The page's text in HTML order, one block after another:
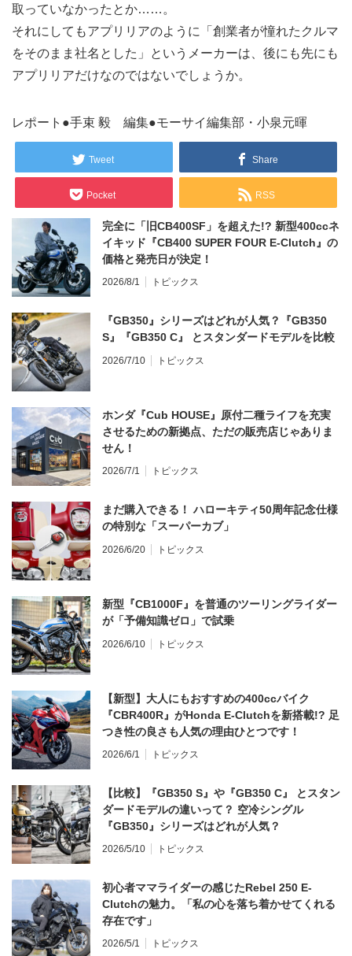
取っていなかったとか……。
それにしてもアプリリアのように「創業者が憧れたクルマ
をそのまま社名とした」というメーカーは、後にも先にも
アプリリアだけなのではないでしょうか。
レポート●手束 毅 編集●モーサイ編集部・小泉元暉
Tweet Share
Pocket RSS
完全に「旧CB400SF」を超えた!? 新型400ccネ
イキッド『CB400 SUPER FOUR E-Clutch』の
価格と発売日が決定！
2026/8/1 トピックス
『GB350』シリーズはどれが人気？『GB350
S』『GB350 C』 とスタンダードモデルを比較
2026/7/10 トピックス
ホンダ『Cub HOUSE』原付二種ライフを充実
させるための新拠点、ただの販売店じゃありま
せん！
2026/7/1 トピックス
まだ購入できる！ ハローキティ50周年記念仕様
の特別な「スーパーカブ」
2026/6/20 トピックス
新型『CB1000F』を普通のツーリングライダー
が「予備知識ゼロ」で試乗
2026/6/10 トピックス
【新型】大人にもおすすめの400ccバイク
『CBR400R』がHonda E-Clutchを新搭載!? 足
つき性の良さも人気の理由ひとつです！
2026/6/1 トピックス
【比較】『GB350 S』や『GB350 C』 とスタン
ダードモデルの違いって？ 空冷シングル
『GB350』シリーズはどれが人気？
2026/5/10 トピックス
初心者ママライダーの感じたRebel 250 E-
Clutchの魅力。「私の心を落ち着かせてくれる
存在です」
2026/5/1 トピックス